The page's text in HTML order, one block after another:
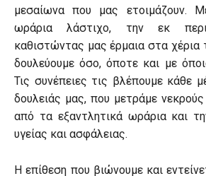
μεσαίωνα που μας ετοιμάζουν.
ωράρια λάστιχο, την εκ
καθιστώντας μας έρμαια στα
δουλεύουμε όσο, όποτε και με
Τις συνέπειες τις βλέπουμε κάθε
δουλειάς μας, που μετράμε
από τα εξαντλητικά ωράρια και
υγείας και ασφάλειας.
Η επίθεση που βιώνουμε και